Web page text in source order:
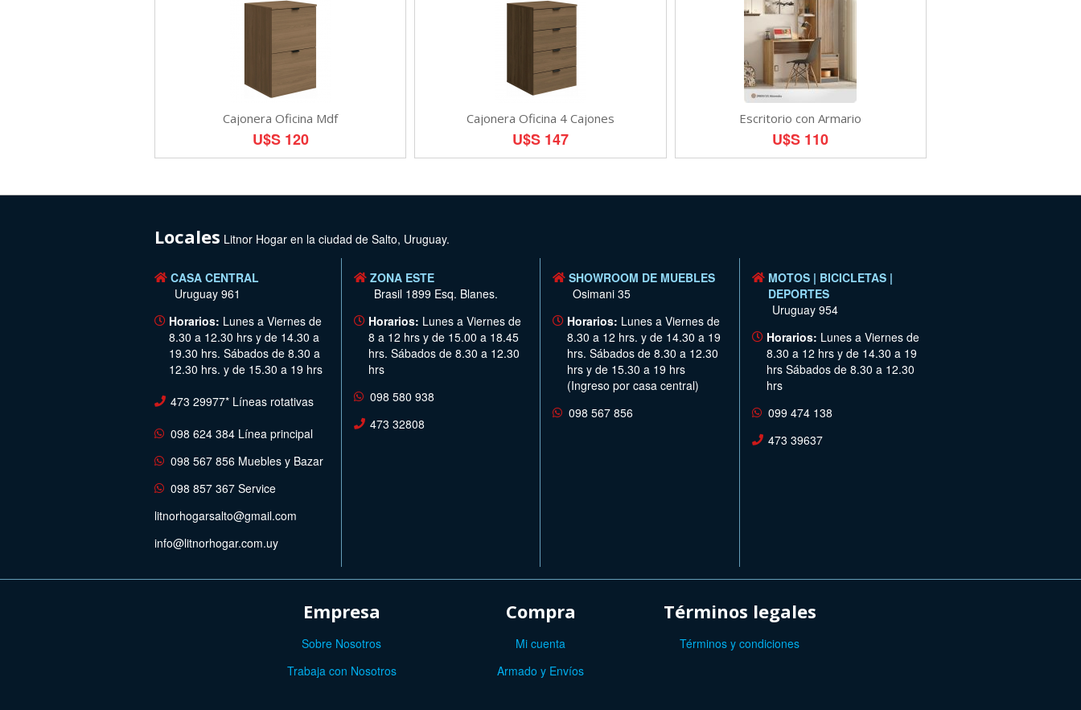
Cajonera Oficina Mdf
U$S 120
Cajonera Oficina 4 Cajones
U$S 147
Escritorio con Armario
U$S 110
Locales Litnor Hogar en la ciudad de Salto, Uruguay.
CASA CENTRAL
Uruguay 961
Horarios: Lunes a Viernes de
8.30 a 12.30 hrs y de 14.30 a
19.30 hrs. Sábados de 8.30 a
12.30 hrs. y de 15.30 a 19 hrs
473 29977* Líneas rotativas
098 624 384 Línea principal
098 567 856 Muebles y Bazar
098 857 367 Service
litnorhogarsalto@gmail.com
info@litnorhogar.com.uy
ZONA ESTE
Brasil 1899 Esq. Blanes.
Horarios: Lunes a Viernes de
8 a 12 hrs y de 15.00 a 18.45
hrs. Sábados de 8.30 a 12.30
hrs
098 580 938
473 32808
SHOWROOM DE MUEBLES
Osimani 35
Horarios: Lunes a Viernes de
8.30 a 12 hrs. y de 14.30 a 19
hrs. Sábados de 8.30 a 12.30
hrs y de 15.30 a 19 hrs
(Ingreso por casa central)
098 567 856
MOTOS | BICICLETAS |
DEPORTES
Uruguay 954
Horarios: Lunes a Viernes de
8.30 a 12 hrs y de 14.30 a 19
hrs Sábados de 8.30 a 12.30
hrs
099 474 138
473 39637
Empresa
Sobre Nosotros
Trabaja con Nosotros
Compra
Mi cuenta
Armado y Envíos
Términos legales
Términos y condiciones